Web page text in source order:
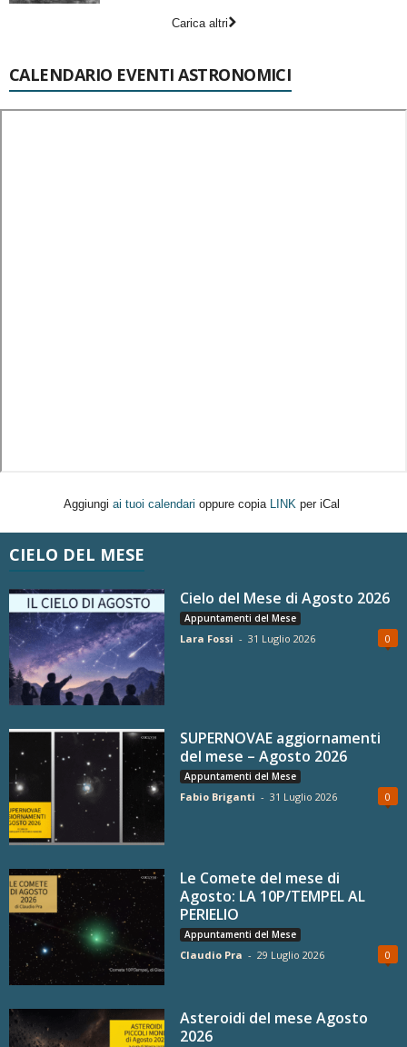
Carica altri
CALENDARIO EVENTI ASTRONOMICI
Aggiungi ai tuoi calendari oppure copia LINK per iCal
CIELO DEL MESE
Cielo del Mese di Agosto 2026
Appuntamenti del Mese
Lara Fossi - 31 Luglio 2026 0
SUPERNOVAE aggiornamenti
del mese – Agosto 2026
Appuntamenti del Mese
Fabio Briganti - 31 Luglio 2026 0
Le Comete del mese di
Agosto: LA 10P/TEMPEL AL
PERIELIO
Appuntamenti del Mese
Claudio Pra - 29 Luglio 2026 0
Asteroidi del mese Agosto
2026